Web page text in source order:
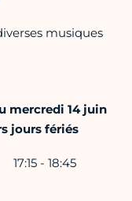
musiques
mercredi 14 juin
jours fériés
17:15 - 18:45